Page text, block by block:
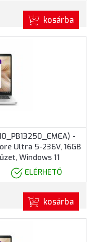
kosárba
-
Ultra 5-236V, 16GB
Windows 11
színben
ELÉRHETŐ
kosárba